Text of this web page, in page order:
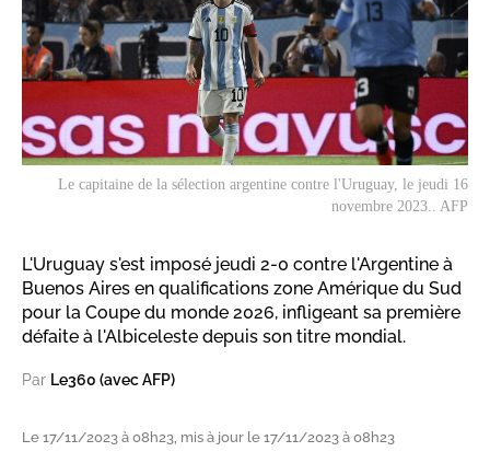
Le capitaine de la sélection argentine contre l'Uruguay, le jeudi 16
novembre 2023.. AFP
L'Uruguay s'est imposé jeudi 2-0 contre l'Argentine à
Buenos Aires en qualifications zone Amérique du Sud
pour la Coupe du monde 2026, infligeant sa première
défaite à l'Albiceleste depuis son titre mondial.
Par Le360 (avec AFP)
Le 17/11/2023 à 08h23, mis à jour le 17/11/2023 à 08h23